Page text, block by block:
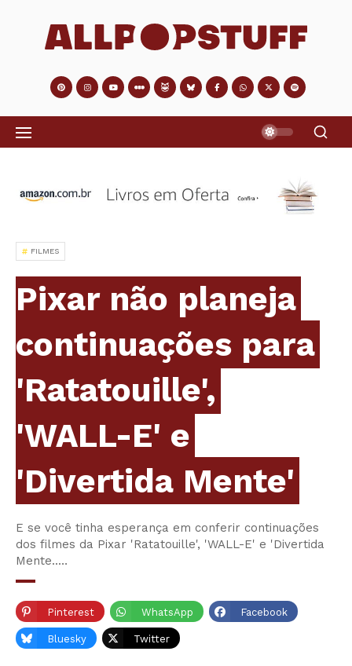
FILMES
Pixar não planeja
continuações para
'Ratatouille',
'WALL-E' e
'Divertida Mente'
E se você tinha esperança em conferir continuações
dos filmes da Pixar 'Ratatouille', 'WALL-E' e 'Divertida
Mente..…
Pinterest WhatsApp Facebook
Bluesky Twitter